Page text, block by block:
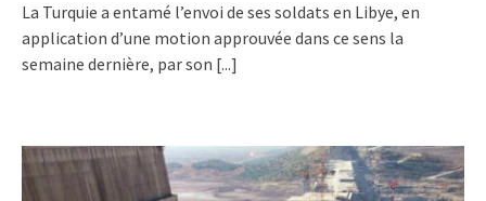
La Turquie a entamé l’envoi de ses soldats en Libye, en
application d’une motion approuvée dans ce sens la
semaine dernière, par son [...]